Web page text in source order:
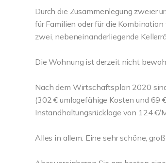
Durch die Zusammenlegung zweier
für Familien oder für die
zwei, nebeneinanderliegende
Die Wohnung ist derzeit nicht
Nach dem Wirtschaftsplan 2020
(302 € umlagefähige Kosten und 69
Instandhaltungsrücklage von 124 €/
Alles in allem: Eine sehr schöne,